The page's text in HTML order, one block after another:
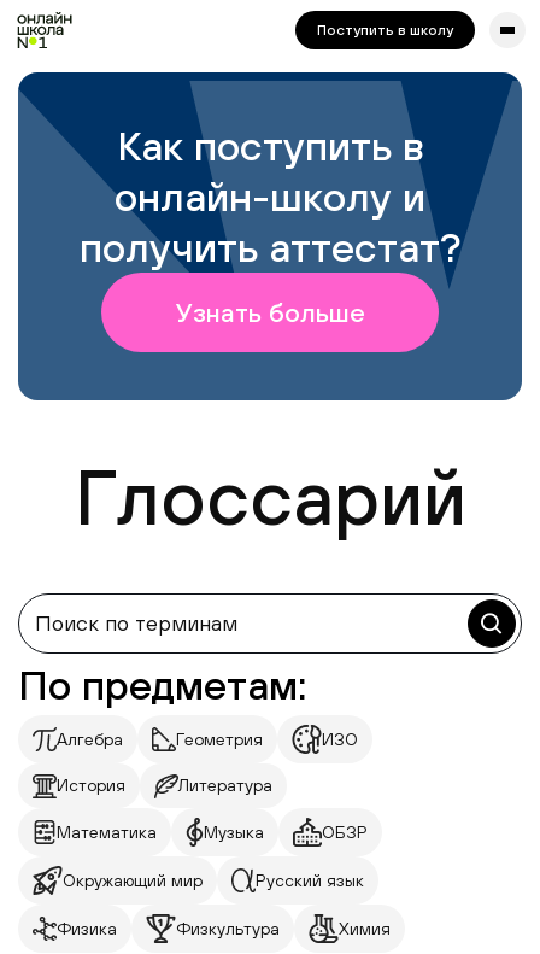
сайта. Для корректной работы попробуйте отключить VPN.
Поступить в школу
Как поступить в
онлайн-школу и
получить аттестат?
Узнать больше
Глоссарий
По предметам:
Алгебра Геометрия ИЗО
История Литература
Математика Музыка ОБЗР
Окружающий мир Русский язык
Физика Физкультура Химия